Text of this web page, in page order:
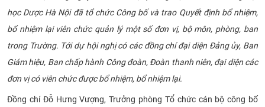
ĐẢM BẢO CHẤT LƯỢNG
KHOA HỌC CÔNG NGHỆ
HTQT
CỰU NGƯỜI HỌC
học Dược Hà Nội đã tổ chức Công bố và trao Quyết định bổ nhiệm,
bổ nhiệm lại viên chức quản lý một số đơn vị, bộ môn, phòng, ban
trong Trường. Tới dự hội nghị có các đồng chí đại diện Đảng ủy, Ban
Giám hiệu, Ban chấp hành Công đoàn, Đoàn thanh niên, đại diện các
đơn vị có viên chức được bổ nhiệm, bổ nhiệm lại.​​
Đồng chí Đỗ Hưng Vượng, Trưởng phòng Tổ chức cán bộ công bố